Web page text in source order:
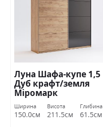
Луна Шафа-купе 1,5
Дуб крафт/земля
Міромарк
Ширина
150.0см
Висота
211.5см
Глибина
61.5см